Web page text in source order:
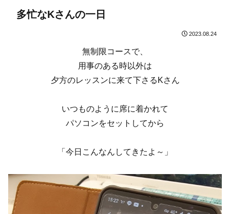
多忙なKさんの一日
2023.08.24
無制限コースで、
用事のある時以外は
夕方のレッスンに来て下さるKさん
いつものように席に着かれて
パソコンをセットしてから
「今日こんなんしてきたよ～」